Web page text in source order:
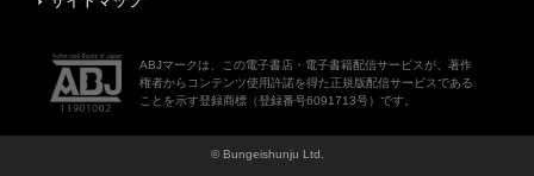
ABJマークは、この電子書店・電子書籍配信サービスが、著作
権者からコンテンツ使用許諾を得た正規版配信サービスである
ことを示す登録商標（登録番号6091713号）です。
© Bungeishunju Ltd.